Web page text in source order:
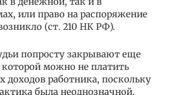
или право на распоряжение
(ст. 210 НК РФ).
попросту закрывают еще
которой можно не платить
доходов работника, поскольку
была неоднозначной.